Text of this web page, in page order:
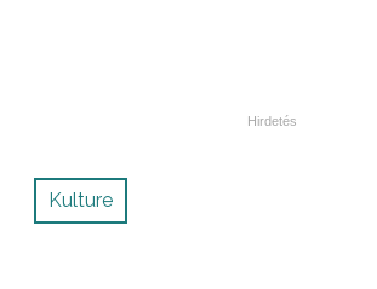
Kulture